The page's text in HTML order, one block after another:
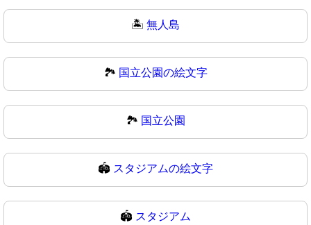
🏝 無人島
🏞️ 国立公園の絵文字
🏞 国立公園
🏟️ スタジアムの絵文字
🏟 スタジアム